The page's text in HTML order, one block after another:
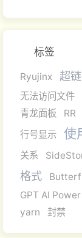
标签
Ryujinx 超
无法访问文件
青龙面板
RR
行号显示
使
关系
格式
GPT AI Power
yarn
封禁